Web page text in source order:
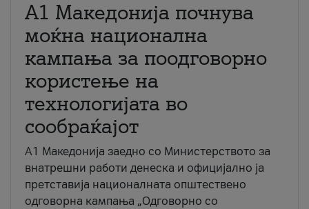
A1 Македонија почнува
моќна национална
кампања за поодговорно
користење на
технологијата во
сообраќајот
A1 Македонија заедно со Министерството за
внатрешни работи денеска и официјално ја
претставија националната општествено
одговорна кампања „Одговорно со